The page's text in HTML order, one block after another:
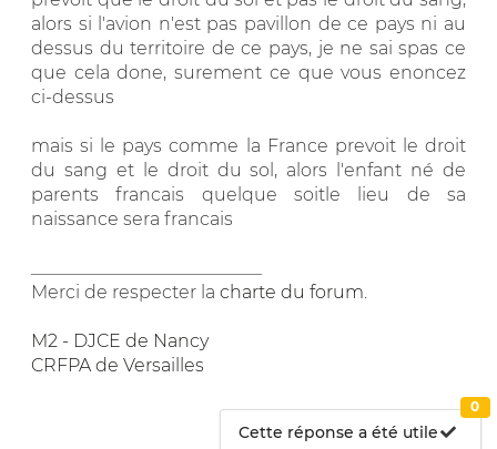
alors si l'avion n'est pas pavillon de ce pays ni au
dessus du territoire de ce pays, je ne sai spas ce
que cela done, surement ce que vous enoncez
ci-dessus
mais si le pays comme la France prevoit le droit
du sang et le droit du sol, alors l'enfant né de
parents francais quelque soitle lieu de sa
naissance sera francais
Merci de respecter la charte du forum
M2 - DJCE de Nancy
CRFPA de Versailles
Cette réponse a été utile
0